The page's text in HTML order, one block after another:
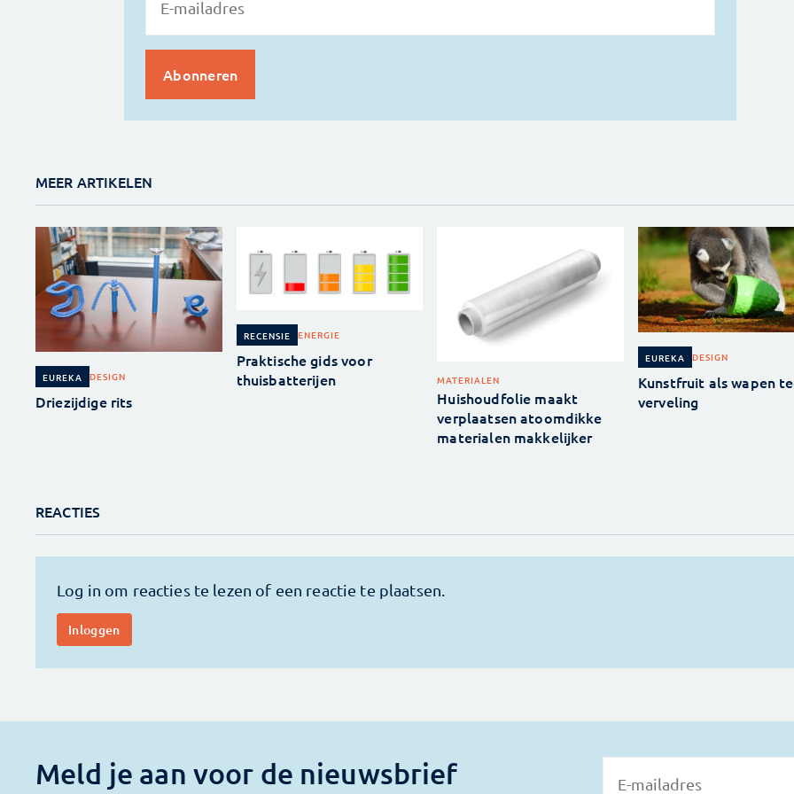
MEER ARTIKELEN
EUREKA DESIGN
Driezijdige rits
RECENSIE ENERGIE
Praktische gids voor
thuisbatterijen
MATERIALEN
Huishoudfolie maakt
verplaatsen atoomdikke
materialen makkelijker
EUREKA DESIGN
Kunstfruit als wapen
verveling
REACTIES
Meld je aan voor de nieuwsbrief